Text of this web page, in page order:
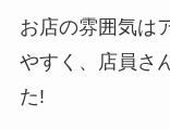
お店の雰囲気は
やすく、店員さ
た!